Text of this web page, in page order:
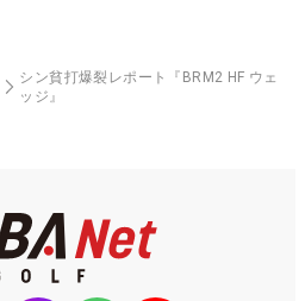
シン貧打爆裂レポート『BRM2 HF ウェ
ッジ』